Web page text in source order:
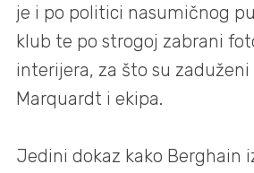
je i po politici nasumičnog
klub te po strogoj zabrani
interijera, za što su zaduženi
Marquardt i ekipa.
Jedini dokaz kako Berghain